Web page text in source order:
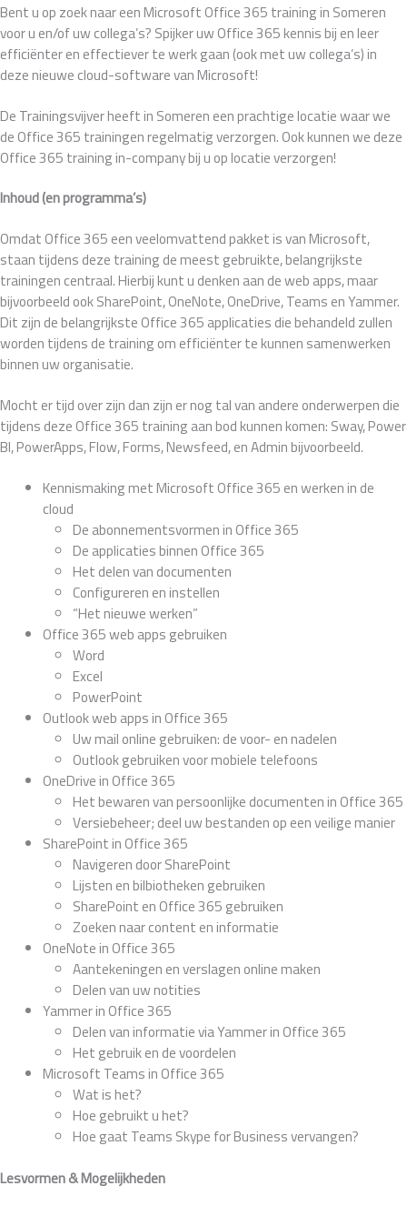
Bent u op zoek naar een Microsoft Office 365 training in Someren
voor u en/of uw collega’s? Spijker uw Office 365 kennis bij en leer
efficiënter en effectiever te werk gaan (ook met uw collega’s) in
deze nieuwe cloud-software van Microsoft!
De Trainingsvijver heeft in Someren een prachtige locatie waar we
de Office 365 trainingen regelmatig verzorgen. Ook kunnen we deze
Office 365 training in-company bij u op locatie verzorgen!
Inhoud (en programma’s)
Omdat Office 365 een veelomvattend pakket is van Microsoft,
staan tijdens deze training de meest gebruikte, belangrijkste
trainingen centraal. Hierbij kunt u denken aan de web apps, maar
bijvoorbeeld ook SharePoint, OneNote, OneDrive, Teams en Yammer.
Dit zijn de belangrijkste Office 365 applicaties die behandeld zullen
worden tijdens de training om efficiënter te kunnen samenwerken
binnen uw organisatie.
Mocht er tijd over zijn dan zijn er nog tal van andere onderwerpen die
tijdens deze Office 365 training aan bod kunnen komen: Sway, Power
BI, PowerApps, Flow, Forms, Newsfeed, en Admin bijvoorbeeld.
Kennismaking met Microsoft Office 365 en werken in de
cloud
De abonnementsvormen in Office 365
De applicaties binnen Office 365
Het delen van documenten
Configureren en instellen
“Het nieuwe werken”
Office 365 web apps gebruiken
Word
Excel
PowerPoint
Outlook web apps in Office 365
Uw mail online gebruiken: de voor- en nadelen
Outlook gebruiken voor mobiele telefoons
OneDrive in Office 365
Het bewaren van persoonlijke documenten in Office 365
Versiebeheer; deel uw bestanden op een veilige manier
SharePoint in Office 365
Navigeren door SharePoint
Lijsten en bilbiotheken gebruiken
SharePoint en Office 365 gebruiken
Zoeken naar content en informatie
OneNote in Office 365
Aantekeningen en verslagen online maken
Delen van uw notities
Yammer in Office 365
Delen van informatie via Yammer in Office 365
Het gebruik en de voordelen
Microsoft Teams in Office 365
Wat is het?
Hoe gebruikt u het?
Hoe gaat Teams Skype for Business vervangen?
Lesvormen & Mogelijkheden